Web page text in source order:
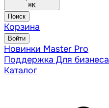
⌘K
Поиск
Корзина
Войти
Новинки Master Pro
Поддержка Для бизнеса
Каталог